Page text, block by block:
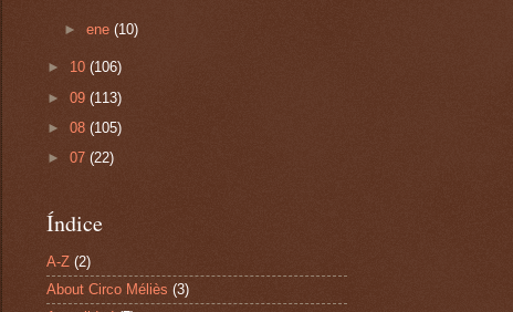
►ene(10)
► 10 (106)
► 09 (113)
► 08 (105)
► 07 (22)
Índice
A-Z (2)
About Circo Méliès (3)